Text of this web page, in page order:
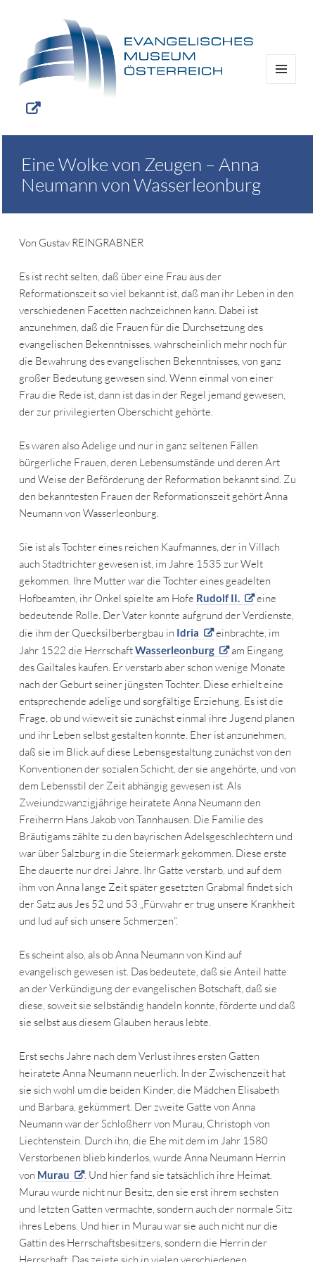
Eine Wolke von Zeugen – Anna
Neumann von Wasserleonburg
Von Gustav REINGRABNER
Es ist recht selten, daß über eine Frau aus der
Reformationszeit so viel bekannt ist, daß man ihr Leben in den
verschiedenen Facetten nachzeichnen kann. Dabei ist
anzunehmen, daß die Frauen für die Durchsetzung des
evangelischen Bekenntnisses, wahrscheinlich mehr noch für
die Bewahrung des evangelischen Bekenntnisses, von ganz
großer Bedeutung gewesen sind. Wenn einmal von einer
Frau die Rede ist, dann ist das in der Regel jemand gewesen,
der zur privilegierten Oberschicht gehörte.
Es waren also Adelige und nur in ganz seltenen Fällen
bürgerliche Frauen, deren Lebensumstände und deren Art
und Weise der Beförderung der Reformation bekannt sind. Zu
den bekanntesten Frauen der Reformationszeit gehört Anna
Neumann von Wasserleonburg.
Sie ist als Tochter eines reichen Kaufmannes, der in Villach
auch Stadtrichter gewesen ist, im Jahre 1535 zur Welt
gekommen. Ihre Mutter war die Tochter eines geadelten
Hofbeamten, ihr Onkel spielte am Hofe Rudolf II.
eine
bedeutende Rolle. Der Vater konnte aufgrund der Verdienste,
die ihm der Quecksilberbergbau in Idria
einbrachte, im
Jahr 1522 die HerrschaftWasserleonburg
am Eingang
des Gailtales kaufen. Er verstarb aber schon wenige Monate
nach der Geburt seiner jüngsten Tochter. Diese erhielt eine
entsprechende adelige und sorgfältige Erziehung. Es ist die
Frage, ob und wieweit sie zunächst einmal ihre Jugend planen
und ihr Leben selbst gestalten konnte. Eher ist anzunehmen,
daß sie im Blick auf diese Lebensgestaltung zunächst von den
Konventionen der sozialen Schicht, der sie angehörte, und von
dem Lebensstil der Zeit abhängig gewesen ist. Als
Zweiundzwanzigjährige heiratete Anna Neumann den
Freiherrn Hans Jakob von Tannhausen. Die Familie des
Bräutigams zählte zu den bayrischen Adelsgeschlechtern und
war über Salzburg in die Steiermark gekommen. Diese erste
Ehe dauerte nur drei Jahre. Ihr Gatte verstarb, und auf dem
ihm von Anna lange Zeit später gesetzten Grabmal findet sich
der Satz aus Jes 52 und 53 „Fürwahr er trug unsere Krankheit
und lud auf sich unsere Schmerzen“.
Es scheint also, als ob Anna Neumann von Kind auf
evangelisch gewesen ist. Das bedeutete, daß sie Anteil hatte
an der Verkündigung der evangelischen Botschaft, daß sie
diese, soweit sie selbständig handeln konnte, förderte und daß
sie selbst aus diesem Glauben heraus lebte.
Erst sechs Jahre nach dem Verlust ihres ersten Gatten
heiratete Anna Neumann neuerlich. In der Zwischenzeit hat
sie sich wohl um die beiden Kinder, die Mädchen Elisabeth
und Barbara, gekümmert. Der zweite Gatte von Anna
Neumann war der Schloßherr von Murau, Christoph von
Liechtenstein. Durch ihn, die Ehe mit dem im Jahr 1580
Verstorbenen blieb kinderlos, wurde Anna Neumann Herrin
von Murau
. Und hier fand sie tatsächlich ihre Heimat.
Murau wurde nicht nur Besitz, den sie erst ihrem sechsten
und letzten Gatten vermachte, sondern auch der normale Sitz
ihres Lebens. Und hier in Murau war sie auch nicht nur die
Gattin des Herrschaftsbesitzers, sondern die Herrin der